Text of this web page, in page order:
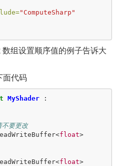
"ComputeSharp"
组设置顺序值的例子告诉大
面代码
MyShader
:
要更改
<float>
<float>